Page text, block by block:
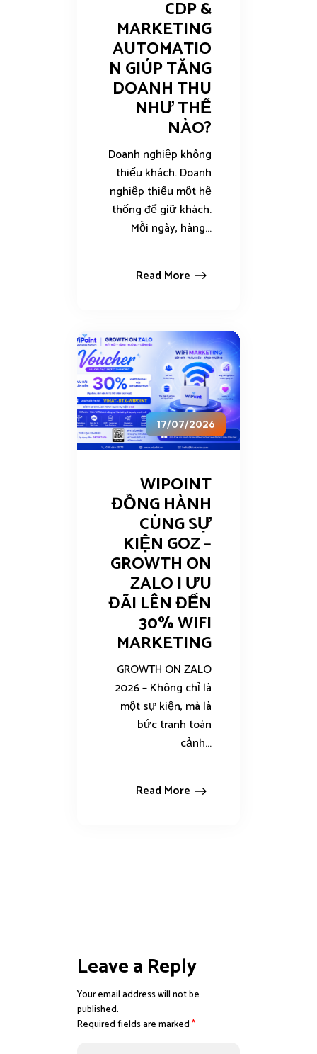
CDP &
MARKETING
AUTOMATIO
N GIÚP TĂNG
DOANH THU
NHƯ THẾ
NÀO?
Doanh nghiệp không
thiếu khách. Doanh
nghiệp thiếu một hệ
thống để giữ khách.
Mỗi ngày, hàng...
Read More
17/07/2026
WIPOINT
ĐỒNG HÀNH
CÙNG SỰ
KIỆN GOZ –
GROWTH ON
ZALO | ƯU
ĐÃI LÊN ĐẾN
30% WIFI
MARKETING
GROWTH ON ZALO
2026 – Không chỉ là
một sự kiện, mà là
bức tranh toàn
cảnh...
Read More
Leave a Reply
Your email address will not be
published.
Required fields are marked*